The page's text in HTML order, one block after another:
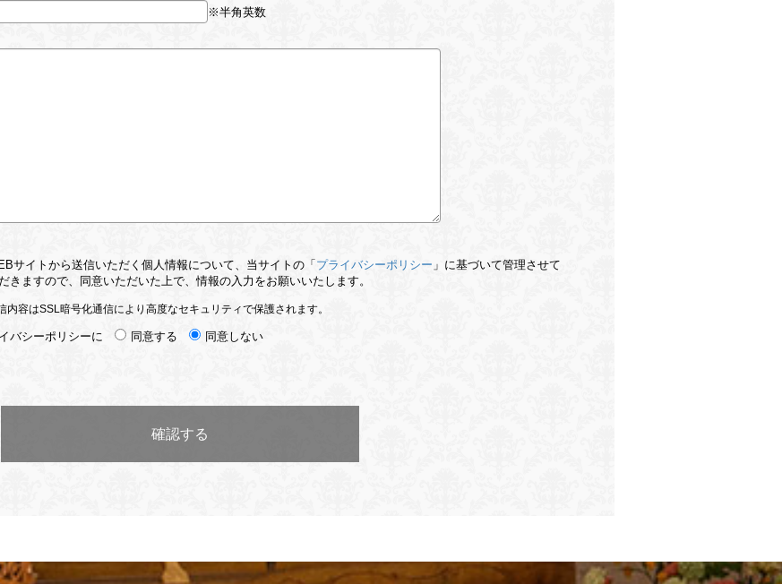
※半角英数
サイトから送信いただく個人情報について、当サイトの「プライバシーポリシー 」に基づいて管理させて
きますので、同意いただいた上で、情報の入力をお願いいたします。
内容はSSL暗号化通信により高度なセキュリティで保護されます。
バシーポリシーに 同意する 同意しない